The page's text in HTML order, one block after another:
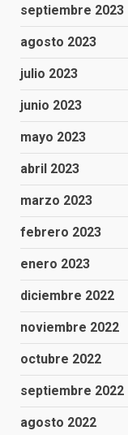
septiembre 2023
agosto 2023
julio 2023
junio 2023
mayo 2023
abril 2023
marzo 2023
febrero 2023
enero 2023
diciembre 2022
noviembre 2022
octubre 2022
septiembre 2022
agosto 2022